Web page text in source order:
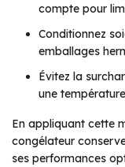
compte pour
Conditionnez
emballages
Évitez la
une
En appliquant cette
congélateur
ses performances